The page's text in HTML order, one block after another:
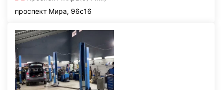
проспект Мира, 96с16